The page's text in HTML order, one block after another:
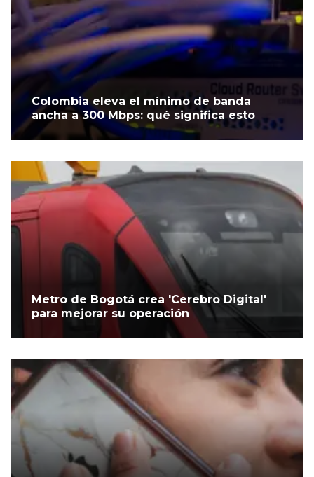
Colombia eleva el mínimo de banda
ancha a 300 Mbps: qué significa esto
Metro de Bogotá crea 'Cerebro Digital'
para mejorar su operación